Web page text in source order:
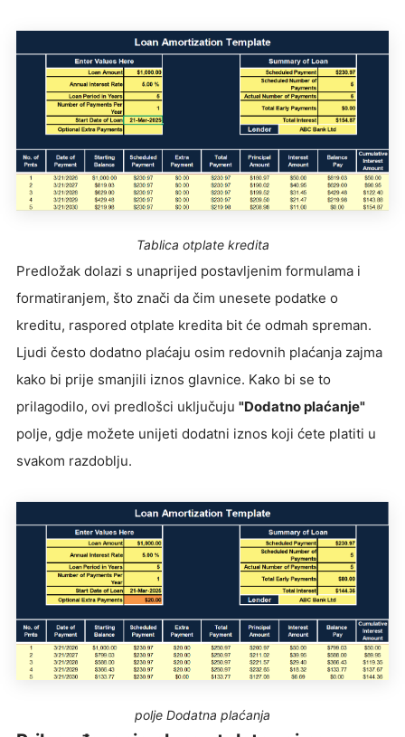
Tablica otplate kredita
Predložak dolazi s unaprijed postavljenim formulama i
formatiranjem, što znači da čim unesete podatke o
kreditu, raspored otplate kredita bit će odmah spreman.
Ljudi često dodatno plaćaju osim redovnih plaćanja zajma
kako bi prije smanjili iznos glavnice. Kako bi se to
prilagodilo, ovi predlošci uključuju "Dodatno plaćanje"
polje, gdje možete unijeti dodatni iznos koji ćete platiti u
svakom razdoblju.
polje Dodatna plaćanja